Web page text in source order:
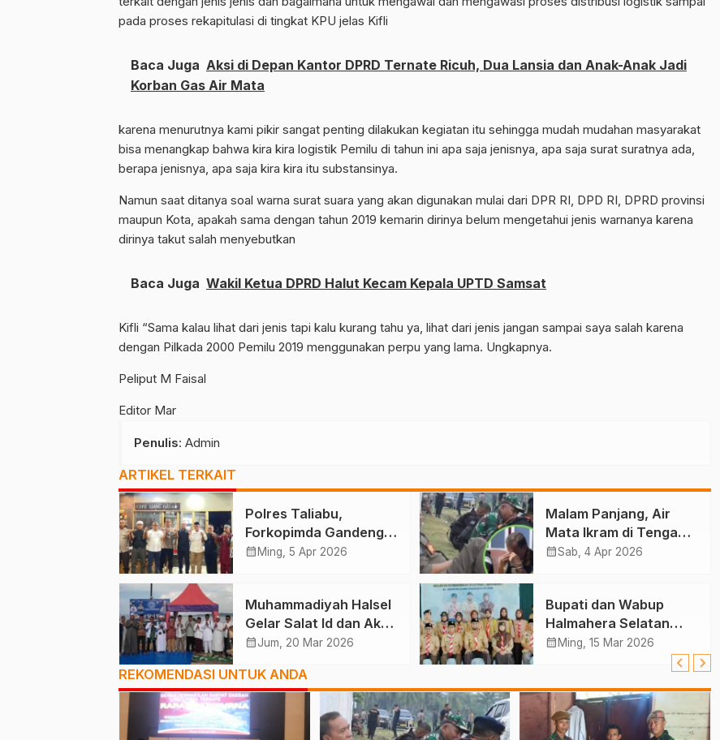
pada proses rekapitulasi di tingkat KPU jelas Kifli
Baca Juga Aksi di Depan Kantor DPRD Ternate Ricuh, Dua Lansia dan Anak-Anak Jadi
Korban Gas Air Mata
karena menurutnya kami pikir sangat penting dilakukan kegiatan itu sehingga mudah mudahan masyarakat
bisa menangkap bahwa kira kira logistik Pemilu di tahun ini apa saja jenisnya, apa saja surat suratnya ada,
berapa jenisnya, apa saja kira kira itu substansinya.
Namun saat ditanya soal warna surat suara yang akan digunakan mulai dari DPR RI, DPD RI, DPRD provinsi
maupun Kota, apakah sama dengan tahun 2019 kemarin dirinya belum mengetahui jenis warnanya karena
dirinya takut salah menyebutkan
Baca Juga Wakil Ketua DPRD Halut Kecam Kepala UPTD Samsat
Kifli “Sama kalau lihat dari jenis tapi kalu kurang tahu ya, lihat dari jenis jangan sampai saya salah karena
dengan Pilkada 2000 Pemilu 2019 menggunakan perpu yang lama. Ungkapnya.
Peliput M Faisal
Editor Mar
Penulis: Admin
ARTIKEL TERKAIT
Polres Taliabu,
Forkopimda Gandeng
Tokoh Agama
calendar_month Ming, 5 Apr 2026
Malam Panjang, Air
Mata Ikram di Tengah
Konflik Halteng
calendar_monthSab, 4 Apr 2026
Muhammadiyah Halsel
Gelar Salat Id dan Aksi
Solidaritas Palestina
calendar_monthJum, 20 Mar 2026
Bupati dan Wabup
Halmahera Selatan
Hadiri Pelantikan
Mabiran Pramuka se-
calendar_month Ming, 15 Mar 2026
REKOMENDASI UNTUK ANDA